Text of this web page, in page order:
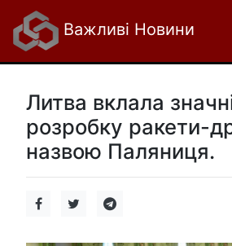
Важливі Новини
Литва вклала
розробку ракети-
назвою Паляниця.